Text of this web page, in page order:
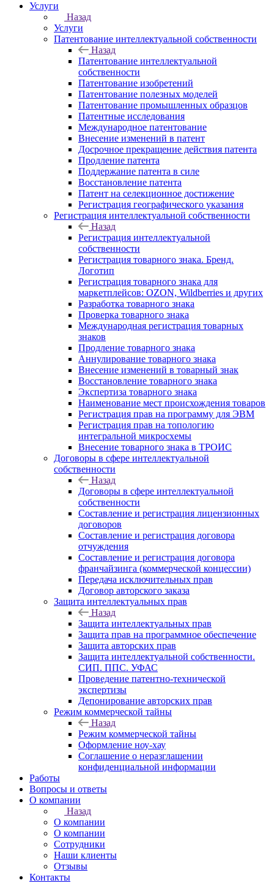
Услуги
Назад
Услуги
Патентование интеллектуальной собственности
Назад
Патентование интеллектуальной
собственности
Патентование изобретений
Патентование полезных моделей
Патентование промышленных образцов
Патентные исследования
Международное патентование
Внесение изменений в патент
Досрочное прекращение действия патента
Продление патента
Поддержание патента в силе
Восстановление патента
Патент на селекционное достижение
Регистрация географического указания
Регистрация интеллектуальной собственности
Назад
Регистрация интеллектуальной
собственности
Регистрация товарного знака. Бренд.
Логотип
Регистрация товарного знака для
маркетплейсов: OZON, Wildberries и других
Разработка товарного знака
Проверка товарного знака
Международная регистрация товарных
знаков
Продление товарного знака
Аннулирование товарного знака
Внесение изменений в товарный знак
Восстановление товарного знака
Экспертиза товарного знака
Наименование мест происхождения товаров
Регистрация прав на программу для ЭВМ
Регистрация прав на топологию
интегральной микросхемы
Внесение товарного знака в ТРОИС
Договоры в сфере интеллектуальной
собственности
Назад
Договоры в сфере интеллектуальной
собственности
Составление и регистрация лицензионных
договоров
Составление и регистрация договора
отчуждения
Составление и регистрация договора
франчайзинга (коммерческой концессии)
Передача исключительных прав
Договор авторского заказа
Защита интеллектуальных прав
Назад
Защита интеллектуальных прав
Защита прав на программное обеспечение
Защита авторских прав
Защита интеллектуальной собственности.
СИП. ППС. УФАС
Проведение патентно-технической
экспертизы
Депонирование авторских прав
Режим коммерческой тайны
Назад
Режим коммерческой тайны
Оформление ноу-хау
Соглашение о неразглашении
конфиденциальной информации
Работы
Вопросы и ответы
О компании
Назад
О компании
О компании
Сотрудники
Наши клиенты
Отзывы
Контакты